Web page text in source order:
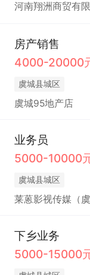
河南翔洲商贸有
房产销售
4000-20000
虞城县城区
虞城95地产店
业务员
5000-10000
虞城县城区
莱蒽影视传媒（
下乡业务
5000-15000